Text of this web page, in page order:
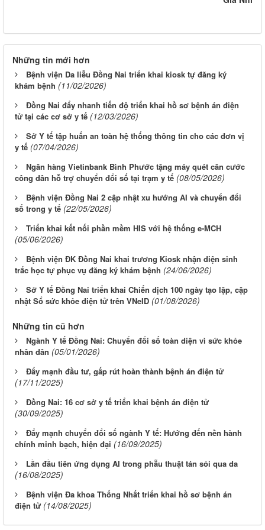
Những tin mới hơn
Bệnh viện Da liễu Đồng Nai triển khai kiosk tự đăng ký
khám bệnh (11/02/2026)
Đồng Nai đẩy nhanh tiến độ triển khai hồ sơ bệnh án điện
tử tại các cơ sở y tế (12/03/2026)
Sở Y tế tập huấn an toàn hệ thống thông tin cho các đơn vị
y tế (07/04/2026)
Ngân hàng Vietinbank Bình Phước tặng máy quét căn cước
công dân hỗ trợ chuyển đổi số tại trạm y tế (08/05/2026)
Bệnh viện Đồng Nai 2 cập nhật xu hướng AI và chuyển đổi
số trong y tế (22/05/2026)
Triển khai kết nối phần mềm HIS với hệ thống e-MCH
(05/06/2026)
Bệnh viện ĐK Đồng Nai khai trương Kiosk nhận diện sinh
trắc học tự phục vụ đăng ký khám bệnh (24/06/2026)
Sở Y tế Đồng Nai triển khai Chiến dịch 100 ngày tạo lập, cập
nhật Sổ sức khỏe điện tử trên VNeID (01/08/2026)
Những tin cũ hơn
Ngành Y tế Đồng Nai: Chuyển đổi số toàn diện vì sức khỏe
nhân dân (05/01/2026)
Đẩy mạnh đầu tư, gấp rút hoàn thành bệnh án điện tử
(17/11/2025)
Đồng Nai: 16 cơ sở y tế triển khai bệnh án điện tử
(30/09/2025)
Đẩy mạnh chuyển đổi số ngành Y tế: Hướng đến nền hành
chính minh bạch, hiện đại (16/09/2025)
Lần đầu tiên ứng dụng AI trong phẫu thuật tán sỏi qua da
(16/08/2025)
Bệnh viện Đa khoa Thống Nhất triển khai hồ sơ bệnh án
điện tử (14/08/2025)